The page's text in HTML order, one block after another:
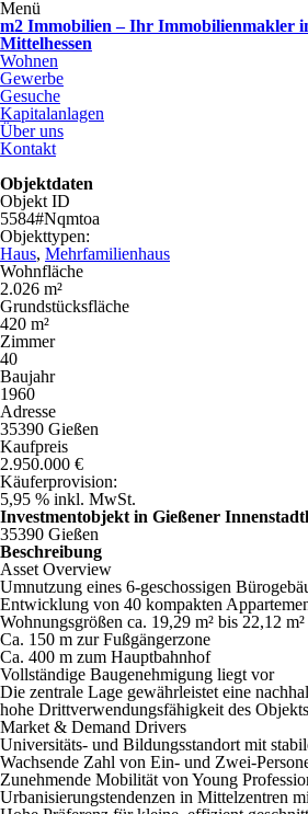
Menü
m2 Immobilien – Ihr Immobilienmakler
Mittelhessen
Wohnen
Gewerbe
Gesuche
Kapitalanlagen
Über uns
Kontakt
Objektdaten
Objekt ID
5584#Nqmtoa
Objekttypen:
Haus, Mehrfamilienhaus
Wohnfläche
2.026 m²
Grundstücksfläche
420 m²
Zimmer
40
Baujahr
1960
Adresse
35390 Gießen
Kaufpreis
2.950.000 €
Käuferprovision:
5,95 % inkl. MwSt.
Investmentobjekt in Gießener
35390 Gießen
Beschreibung
Asset Overview
Umnutzung eines 6-geschossigen
Entwicklung von 40 kompakten
Wohnungsgrößen ca. 19,29 m² bis 22,12 m²
Ca. 150 m zur Fußgängerzone
Ca. 400 m zum Hauptbahnhof
Vollständige Baugenehmigung liegt vor
Die zentrale Lage gewährleistet eine
hohe Drittverwendungsfähigkeit des
Market & Demand Drivers
Universitäts- und Bildungsstandort mit
Wachsende Zahl von Ein- und Zwei-
Zunehmende Mobilität von Young
Urbanisierungstendenzen in Mittelzentren